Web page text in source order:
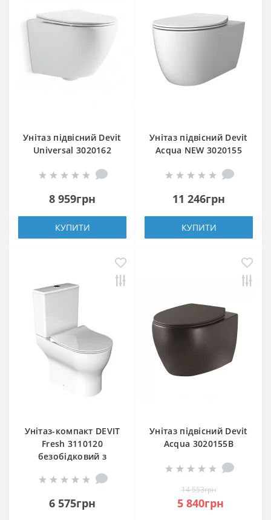
Унітаз підвісний Devit
Universal 3020162
сидінням soft-close,
8 959грн
КУПИТИ
Унітаз підвісний Devit
Acqua NEW 3020155
сидінням soft-close
11 246грн
КУПИТИ
Унітаз-компакт DEVIT
Fresh 3110120
безобідковий з
close
6 575грн
Унітаз підвісний Devit
Acqua 3020155B
сидінням slim, soft-
14 553грн
5 840грн